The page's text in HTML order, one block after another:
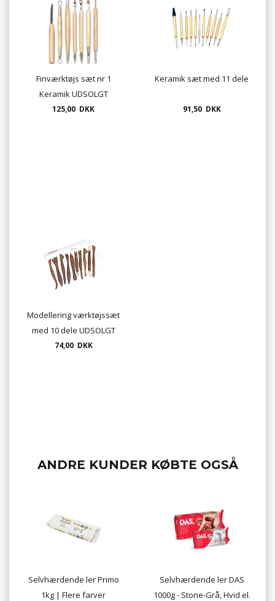
Finværktøjs sæt nr 1
Keramik UDSOLGT
125,00 DKK
Keramik sæt med 11 dele
91,50 DKK
Modellering værktøjssæt
med 10 dele UDSOLGT
74,00 DKK
ANDRE KUNDER KØBTE OGSÅ
Selvhærdende ler Primo
1kg | Flere farver
Selvhærdende ler DAS
1000g - Stone-Grå, Hvid el.